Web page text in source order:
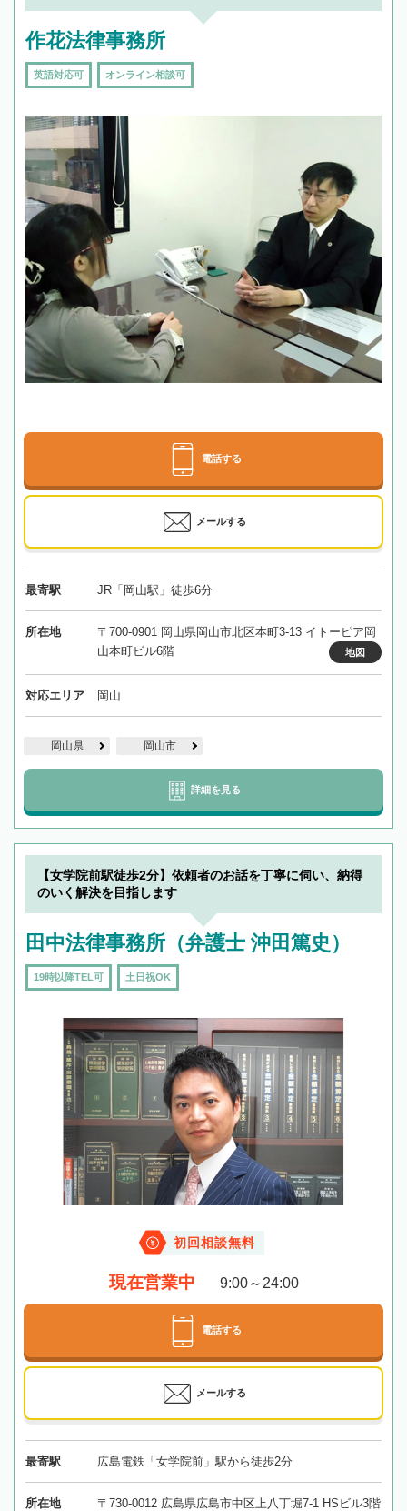
作花法律事務所
英語対応可 オンライン相談可
電話する
メールする
最寄駅 JR「岡山駅」徒歩6分
所在地
〒700-0901 岡山県岡山市北区本町3-13 イトーピア岡
山本町ビル6階
地図
対応エリア 岡山
岡山県 岡山市
詳細を見る
【女学院前駅徒歩2分】依頼者のお話を丁寧に伺い、納得
のいく解決を目指します
田中法律事務所（弁護士 沖田篤史）
19時以降TEL可 土日祝OK
初回相談無料
現在営業中 9:00～24:00
電話する
メールする
最寄駅 広島電鉄「女学院前」駅から徒歩2分
所在地 〒730-0012 広島県広島市中区上八丁堀7-1 HSビル3階